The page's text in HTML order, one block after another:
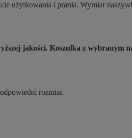
użytkowania i prania. Wymiar
jakości. Koszulka z wybranym
rozmiar.